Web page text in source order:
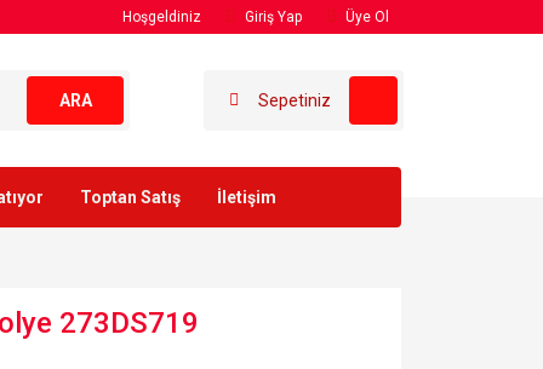
Hoşgeldiniz Giriş Yap Üye Ol
ARA Sepetiniz
Toptan Satış İletişim
273DS719